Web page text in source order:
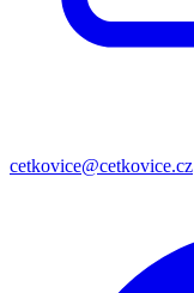
cetkovice@cetkovice.cz